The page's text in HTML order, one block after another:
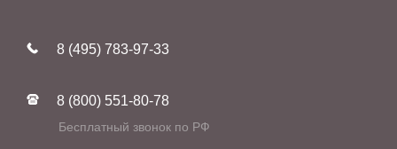
Фабрики
Реставрация
Контакты
8 (495) 783-97-33
8 (800) 551-80-78
Бесплатный звонок по РФ